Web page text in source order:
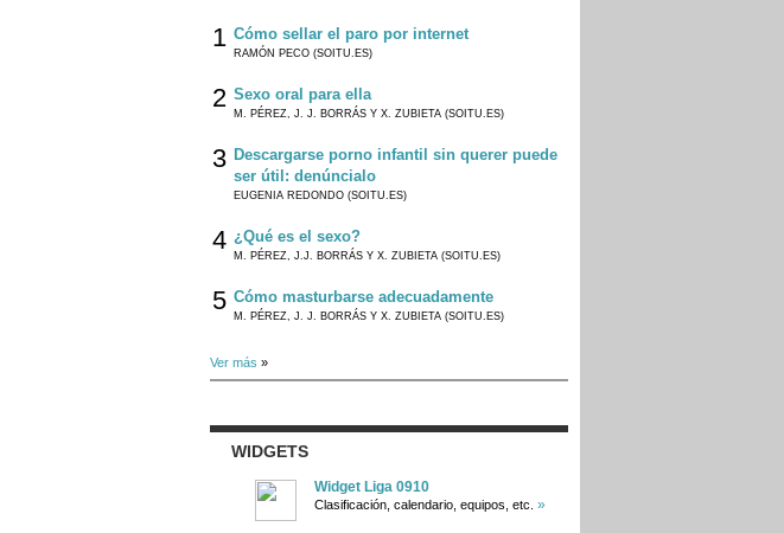
1 Cómo sellar el paro por internet
RAMÓN PECO (SOITU.ES)
2 Sexo oral para ella
M. PÉREZ, J. J. BORRÁS Y X. ZUBIETA (SOITU.ES)
3 Descargarse porno infantil sin querer puede
ser útil: denúncialo
EUGENIA REDONDO (SOITU.ES)
4 ¿Qué es el sexo?
M. PÉREZ, J.J. BORRÁS Y X. ZUBIETA (SOITU.ES)
5 Cómo masturbarse adecuadamente
M. PÉREZ, J. J. BORRÁS Y X. ZUBIETA (SOITU.ES)
Ver más »
WIDGETS
Widget Liga 0910
Clasificación, calendario, equipos, etc. »